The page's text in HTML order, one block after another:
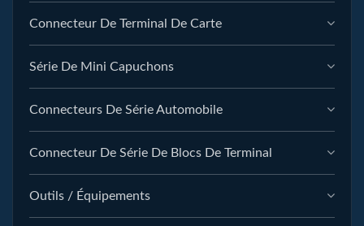
Connecteur De Terminal De Carte
Série De Mini Capuchons
Connecteurs De Série Automobile
Connecteur De Série De Blocs De Terminal
Outils / Équipements